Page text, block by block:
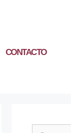
CONTACTO